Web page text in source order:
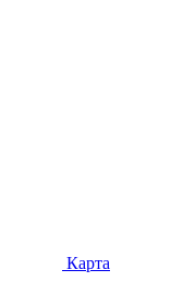
Карта